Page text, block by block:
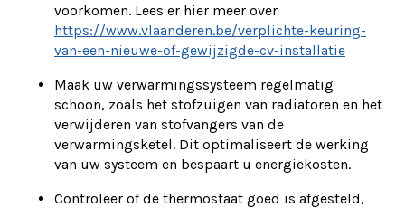
voorkomen. Lees er hier meer over
https://www.vlaanderen.be/verplichte-keuring-
van-een-nieuwe-of-gewijzigde-cv-installatie
Maak uw verwarmingssysteem regelmatig
schoon, zoals het stofzuigen van radiatoren en het
verwijderen van stofvangers van de
verwarmingsketel. Dit optimaliseert de werking
van uw systeem en bespaart u energiekosten.
Controleer of de thermostaat goed is afgesteld,